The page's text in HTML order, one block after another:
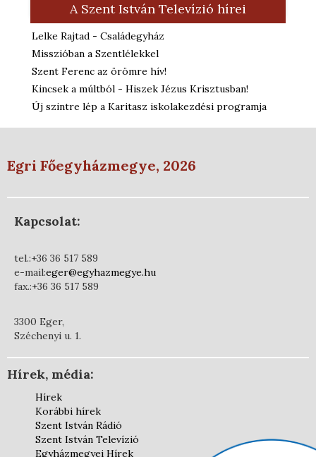
A Szent István Televízió hírei
Lelke Rajtad - Családegyház
Misszióban a Szentlélekkel
Szent Ferenc az örömre hív!
Kincsek a múltból - Hiszek Jézus Krisztusban!
Új szintre lép a Karitasz iskolakezdési programja
Egri Főegyházmegye, 2026
Kapcsolat:
tel.:+36 36 517 589
e-mail:eger@egyhazmegye.hu
fax.:+36 36 517 589
3300 Eger,
Széchenyi u. 1.
Hírek, média:
Hírek
Korábbi hírek
Szent István Rádió
Szent István Televízió
Egyházmegyei Hírek